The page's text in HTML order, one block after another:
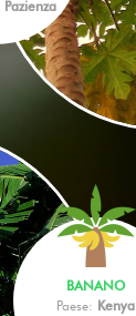
Pazienza
BANANO
Paese: Kenya